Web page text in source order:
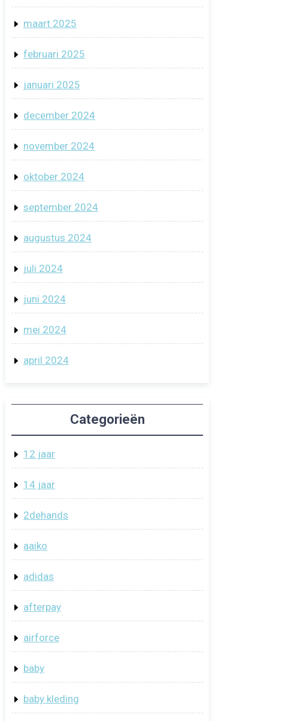
maart 2025
februari 2025
januari 2025
december 2024
november 2024
oktober 2024
september 2024
augustus 2024
juli 2024
juni 2024
mei 2024
april 2024
Categorieën
12 jaar
14 jaar
2dehands
aaiko
adidas
afterpay
airforce
baby
baby kleding